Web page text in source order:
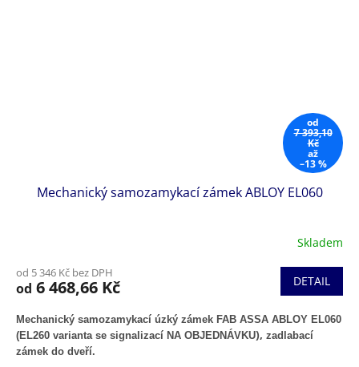
od
7 393,10
Kč
až
–13 %
Mechanický samozamykací zámek ABLOY EL060
Skladem
od 5 346 Kč bez DPH
od 6 468,66 Kč DETAIL
Mechanický samozamykací úzký zámek FAB ASSA ABLOY EL060
(EL260 varianta se signalizací NA OBJEDNÁVKU), zadlabací
zámek do dveří.